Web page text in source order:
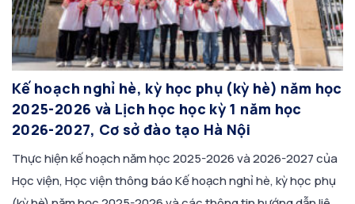
Kế hoạch nghỉ hè, kỳ học phụ (kỳ hè) năm học
2025-2026 và Lịch học học kỳ 1 năm học
2026-2027, Cơ sở đào tạo Hà Nội
Thực hiện kế hoạch năm học 2025-2026 và 2026-2027 của
Học viện, Học viện thông báo Kế hoạch nghỉ hè, kỳ học phụ